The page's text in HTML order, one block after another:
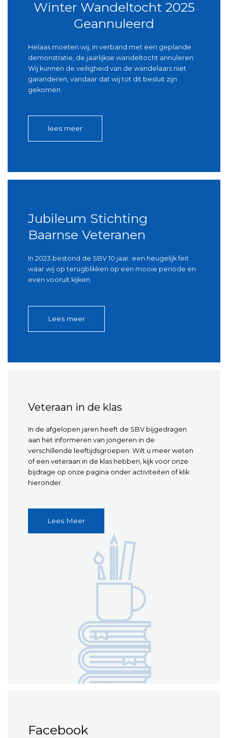
Winter Wandeltocht 2025
Geannuleerd
Helaas moeten wij, in verband met een geplande
demonstratie, de jaarlijkse wandeltocht annuleren.
Wij kunnen de veiligheid van de wandelaars niet
garanderen, vandaar dat wij tot dit besluit zijn
gekomen.
lees meer
Jubileum Stichting
Baarnse Veteranen
In 2023 bestond de SBV 10 jaar. een heugelijk feit
waar wij op terugblikken op een mooie periode en
even vooruit kijken.
Lees meer
Facebook
Veteraan in de klas
In de afgelopen jaren heeft de SBV bijgedragen
aan het informeren van jongeren in de
verschillende leeftijdsgroepen. Wilt u meer weten
of een veteraan in de klas hebben, kijk voor onze
bijdrage op onze pagina onder activiteiten of klik
hieronder.
Lees Meer